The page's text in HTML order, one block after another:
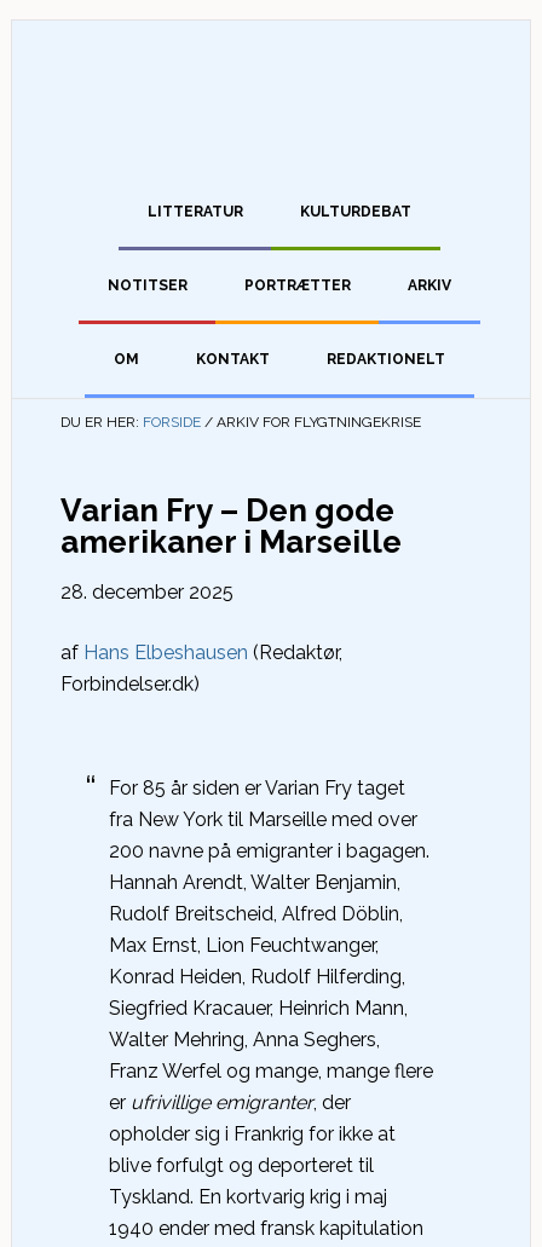
LITTERATUR KULTURDEBAT
NOTITSER PORTRÆTTER ARKIV
OM KONTAKT REDAKTIONELT
DU ER HER: FORSIDE /ARKIV FOR FLYGTNINGEKRISE
Varian Fry – Den gode
amerikaner i Marseille
28. december 2025
af Hans Elbeshausen (Redaktør,
Forbindelser.dk)
For 85 år siden er Varian Fry taget
fra New York til Marseille med over
200 navne på emigranter i bagagen.
Hannah Arendt, Walter Benjamin,
Rudolf Breitscheid, Alfred Döblin,
Max Ernst, Lion Feuchtwanger,
Konrad Heiden, Rudolf Hilferding,
Siegfried Kracauer, Heinrich Mann,
Walter Mehring, Anna Seghers,
Franz Werfel og mange, mange flere
er ufrivillige emigranter, der
opholder sig i Frankrig for ikke at
blive forfulgt og deporteret til
Tyskland. En kortvarig krig i maj
1940 ender med fransk kapitulation